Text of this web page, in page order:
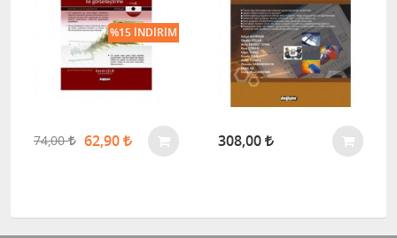
74,00 62,90
%15 İNDIRIM
308,00